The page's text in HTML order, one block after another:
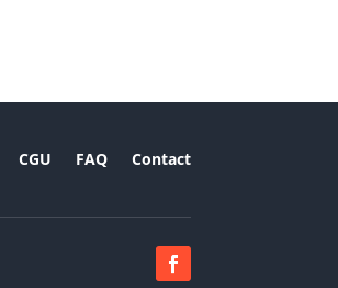
CGU FAQ Contact